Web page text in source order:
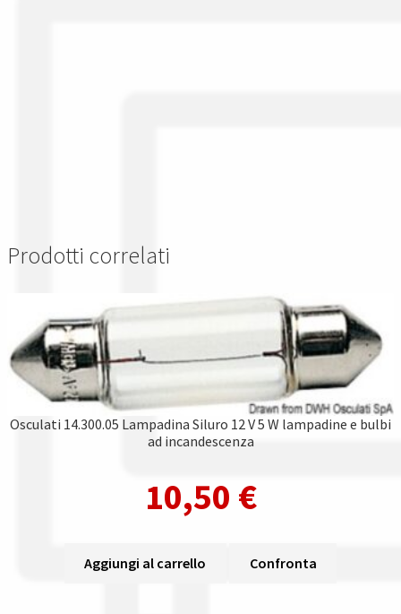
Prodotti correlati
Osculati 14.300.05 Lampadina Siluro 12 V 5 W lampadine e bulbi
ad incandescenza
10,50 €
Aggiungi al carrello Confronta